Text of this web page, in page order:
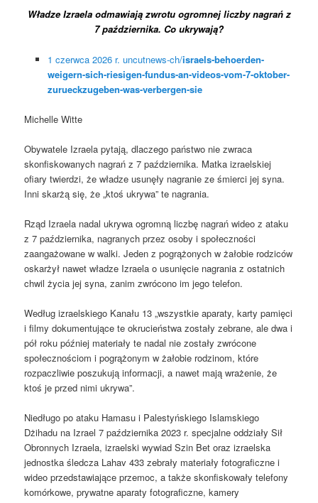
Władze Izraela odmawiają zwrotu ogromnej liczby nagrań z
7 października. Co ukrywają?
1 czerwca 2026 r. uncutnews-ch/israels-behoerden-
weigern-sich-riesigen-fundus-an-videos-vom-7-oktober-
zurueckzugeben-was-verbergen-sie
Michelle Witte
Obywatele Izraela pytają, dlaczego państwo nie zwraca
skonfiskowanych nagrań z 7 października. Matka izraelskiej
ofiary twierdzi, że władze usunęły nagranie ze śmierci jej syna.
Inni skarżą się, że „ktoś ukrywa” te nagrania.
Rząd Izraela nadal ukrywa ogromną liczbę nagrań wideo z ataku
z 7 października, nagranych przez osoby i społeczności
zaangażowane w walki. Jeden z pogrążonych w żałobie rodziców
oskarżył nawet władze Izraela o usunięcie nagrania z ostatnich
chwil życia jej syna, zanim zwrócono im jego telefon.
Według izraelskiego Kanału 13 „wszystkie aparaty, karty pamięci
i filmy dokumentujące te okrucieństwa zostały zebrane, ale dwa i
pół roku później materiały te nadal nie zostały zwrócone
społecznościom i pogrążonym w żałobie rodzinom, które
rozpaczliwie poszukują informacji, a nawet mają wrażenie, że
ktoś je przed nimi ukrywa”.
Niedługo po ataku Hamasu i Palestyńskiego Islamskiego
Dżihadu na Izrael 7 października 2023 r. specjalne oddziały Sił
Obronnych Izraela, izraelski wywiad Szin Bet oraz izraelska
jednostka śledcza Lahav 433 zebrały materiały fotograficzne i
wideo przedstawiające przemoc, a także skonfiskowały telefony
komórkowe, prywatne aparaty fotograficzne, kamery